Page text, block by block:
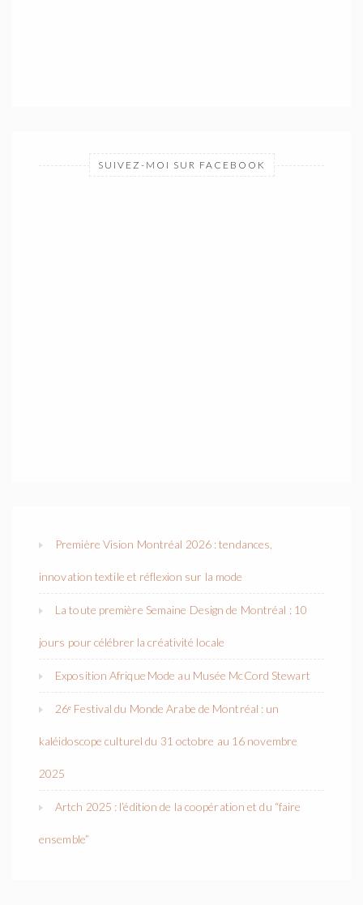
SUIVEZ-MOI SUR FACEBOOK
Première Vision Montréal 2026 : tendances,
innovation textile et réflexion sur la mode
La toute première Semaine Design de Montréal : 10
jours pour célébrer la créativité locale
Exposition Afrique Mode au Musée McCord Stewart
26ᵉ Festival du Monde Arabe de Montréal : un
kaléidoscope culturel du 31 octobre au 16 novembre
2025
Artch 2025 : l’édition de la coopération et du “faire
ensemble”